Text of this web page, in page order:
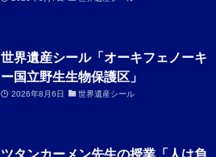
世界遺産シール「オーキフェノーキ
ー国立野生生物保護区」
2026年8月6日 世界遺産シール
ツタンカーメン先生の授業「人は負